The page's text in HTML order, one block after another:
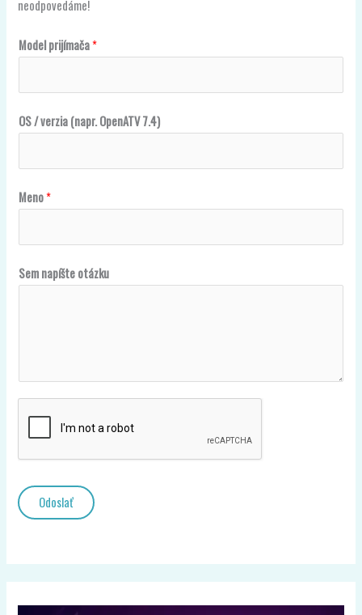
neodpovedáme!
o
t
k
S
t
á
Model prijímača*
OS / verzia (napr. OpenATV 7.4)
Meno*
Sem napíšte otázku
Odoslať